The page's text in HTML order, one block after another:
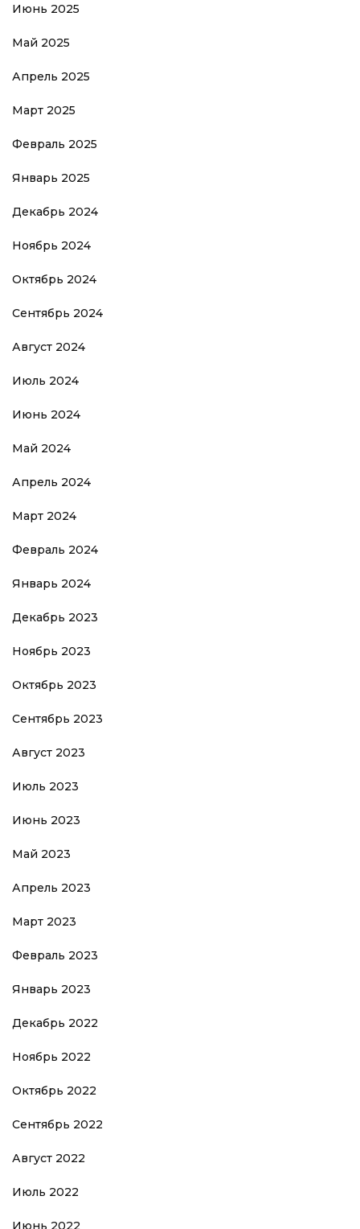
Июнь 2025
Май 2025
Апрель 2025
Март 2025
Февраль 2025
Январь 2025
Декабрь 2024
Ноябрь 2024
Октябрь 2024
Сентябрь 2024
Август 2024
Июль 2024
Июнь 2024
Май 2024
Апрель 2024
Март 2024
Февраль 2024
Январь 2024
Декабрь 2023
Ноябрь 2023
Октябрь 2023
Сентябрь 2023
Август 2023
Июль 2023
Июнь 2023
Май 2023
Апрель 2023
Март 2023
Февраль 2023
Январь 2023
Декабрь 2022
Ноябрь 2022
Октябрь 2022
Сентябрь 2022
Август 2022
Июль 2022
Июнь 2022